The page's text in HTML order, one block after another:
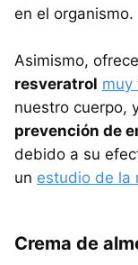
en el organismo.
Asimismo,
resveratrol muy
nuestro cuerpo,
prevención de
debido a su
un estudio de la
Crema de